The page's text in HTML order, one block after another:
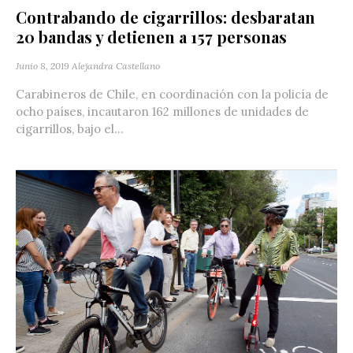
Contrabando de cigarrillos: desbaratan
20 bandas y detienen a 157 personas
Junio 8, 2019 Alejandra Castellano
Carabineros de Chile, en coordinación con la policía de
ocho países, incautaron 162 millones de unidades de
cigarrillos, bajo el...